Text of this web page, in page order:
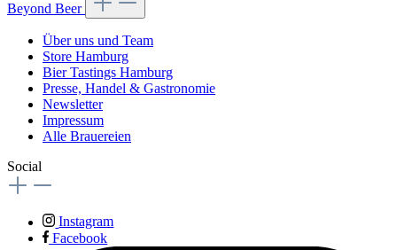
Beyond Beer
Über uns und Team
Store Hamburg
Bier Tastings Hamburg
Presse, Handel & Gastronomie
Newsletter
Impressum
Alle Brauereien
Social
Instagram
Facebook